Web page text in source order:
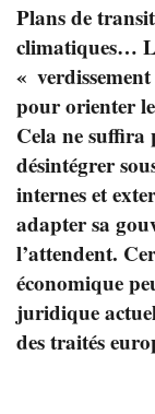
Plans de
climatiques…
«
pour orienter
Cela ne suffira
désintégrer
internes et
adapter sa
l’attendent.
économique
juridique
des traités